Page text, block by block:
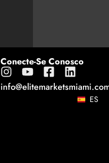
Conecte-Se Conosco
ES